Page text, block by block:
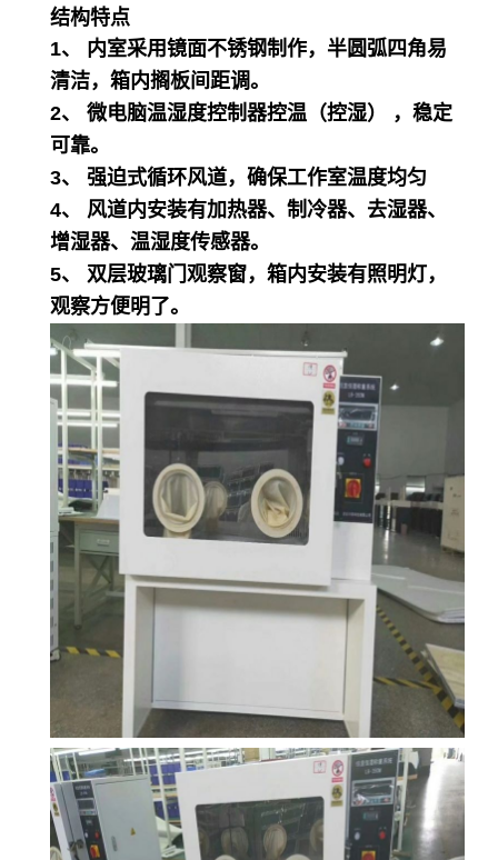
结构特点
1、 内室采用镜面不锈钢制作，半圆弧四角易
清洁，箱内搁板间距调。
2、 微电脑温湿度控制器控温（控湿） ，稳定
可靠。
3、 强迫式循环风道，确保工作室温度均匀
4、 风道内安装有加热器、制冷器、去湿器、
增湿器、温湿度传感器。
5、 双层玻璃门观察窗，箱内安装有照明灯，
观察方便明了。